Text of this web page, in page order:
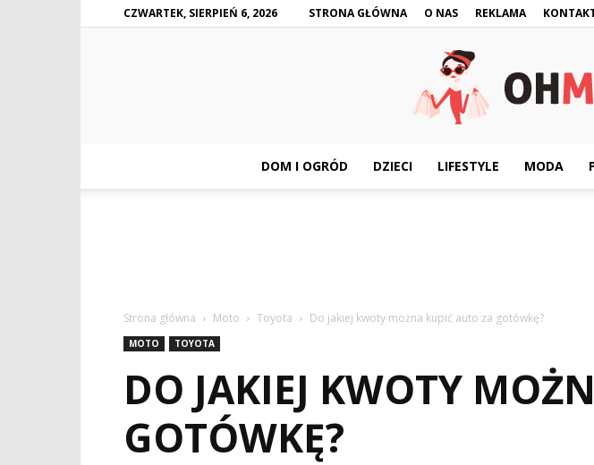
CZWARTEK, SIERPIEŃ 6, 2026 STRONA GŁÓWNA O NAS REKLAMA
DOM I OGRÓD DZIECI LIFESTYLE MODA
Strona główna Moto Toyota Do jakiej kwoty można kupić auto za gotówkę?
MOTO TOYOTA
DO JAKIEJ KWOTY
GOTÓWKĘ?